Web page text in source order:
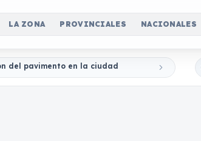
LA ZONA PROVINCIALES NACIONALES
del pavimento en la ciudad